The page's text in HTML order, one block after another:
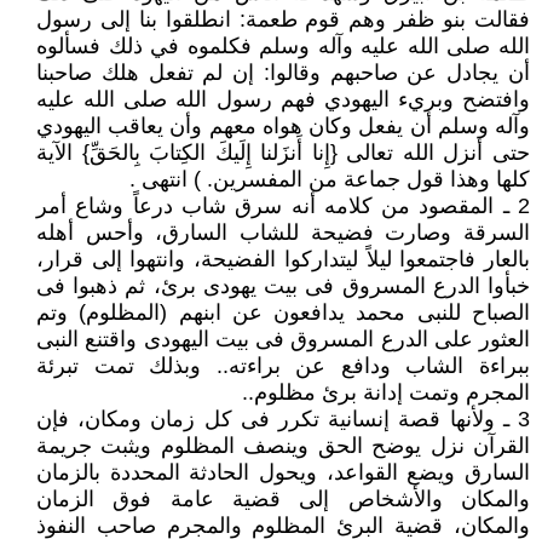
فقالت بنو ظفر وهم قوم طعمة‏:‏ انطلقوا بنا إلى رسول
الله صلى الله عليه وآله وسلم فكلموه في ذلك فسألوه
أن يجادل عن صاحبهم وقالوا‏:‏ إن لم تفعل هلك صاحبنا
وافتضح وبريء اليهودي فهم رسول الله صلى الله عليه
وآله وسلم أن يفعل وكان هواه معهم وأن يعاقب اليهودي
حتى أنزل الله تعالى ‏{‏إِنا أَنزَلنا إِلَيكَ الكِتابَ بِالحَقِّ‏}‏ الآية
كلها وهذا قول جماعة من المفسرين‏.‏ ) انتهى .
2 ـ المقصود من كلامه أنه سرق شاب درعاً وشاع أمر
السرقة وصارت فضيحة للشاب السارق، وأحس أهله
بالعار فاجتمعوا ليلاً ليتداركوا الفضيحة، وانتهوا إلى قرار،
خبأوا الدرع المسروق فى بيت يهودى برئ، ثم ذهبوا فى
الصباح للنبى محمد يدافعون عن ابنهم (المظلوم) وتم
العثور على الدرع المسروق فى بيت اليهودى واقتنع النبى
ببراءة الشاب ودافع عن براءته.. وبذلك تمت تبرئة
المجرم وتمت إدانة برئ مظلوم..
3 ـ ولأنها قصة إنسانية تكرر فى كل زمان ومكان، فإن
القرآن نزل يوضح الحق وينصف المظلوم ويثبت جريمة
السارق ويضع القواعد، ويحول الحادثة المحددة بالزمان
والمكان والأشخاص إلى قضية عامة فوق الزمان
والمكان، قضية البرئ المظلوم والمجرم صاحب النفوذ